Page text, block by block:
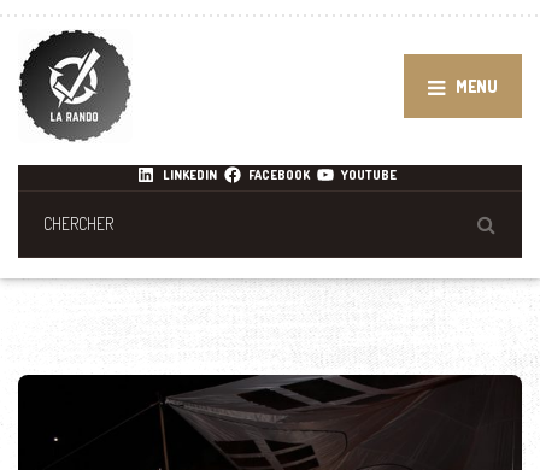
MENU
LINKEDIN FACEBOOK YOUTUBE